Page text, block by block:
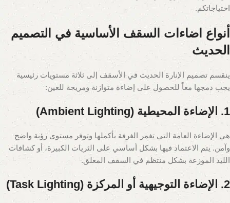
احتياجاتكم.
أنواع اضاءات السقف الأساسية في التصميم
الحديث
ينقسم تصميم الإنارة الحديث في الأسقف إلى ثلاثة مستويات رئيسية
يجب دمجها معاً للحصول على إضاءة متوازنة ومريحة للعين:
1. الإضاءة المحيطية (Ambient Lighting)
هي الإضاءة العامة التي تغمر الغرفة بأكملها وتوفر مستوى رؤية واضح
وآمن. يتم الاعتماد فيها بشكل أساسي على الثريات الكبيرة، أو كشافات
الليد الموزعة بشكل منتظم في السقف المعلق.
2. الإضاءة التوجيهية أو المركزة (Task Lighting)